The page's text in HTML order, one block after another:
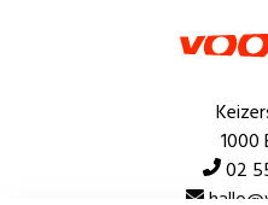
1000
02